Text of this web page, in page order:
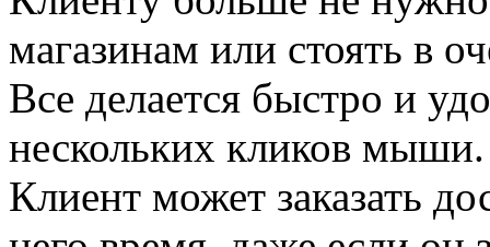
магазинам или стоять в
Все делается быстро и
нескольких кликов
Клиент может заказать